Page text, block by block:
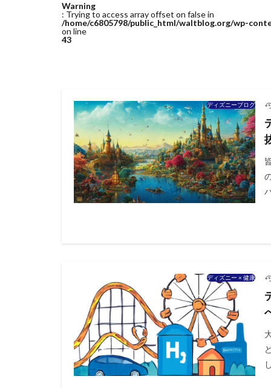
Warning
: Trying to access array offset on false in
/home/c6805798/public_html/waltblog.org/wp-
on line
43
ディズニーブログ
ディズニー × 健康